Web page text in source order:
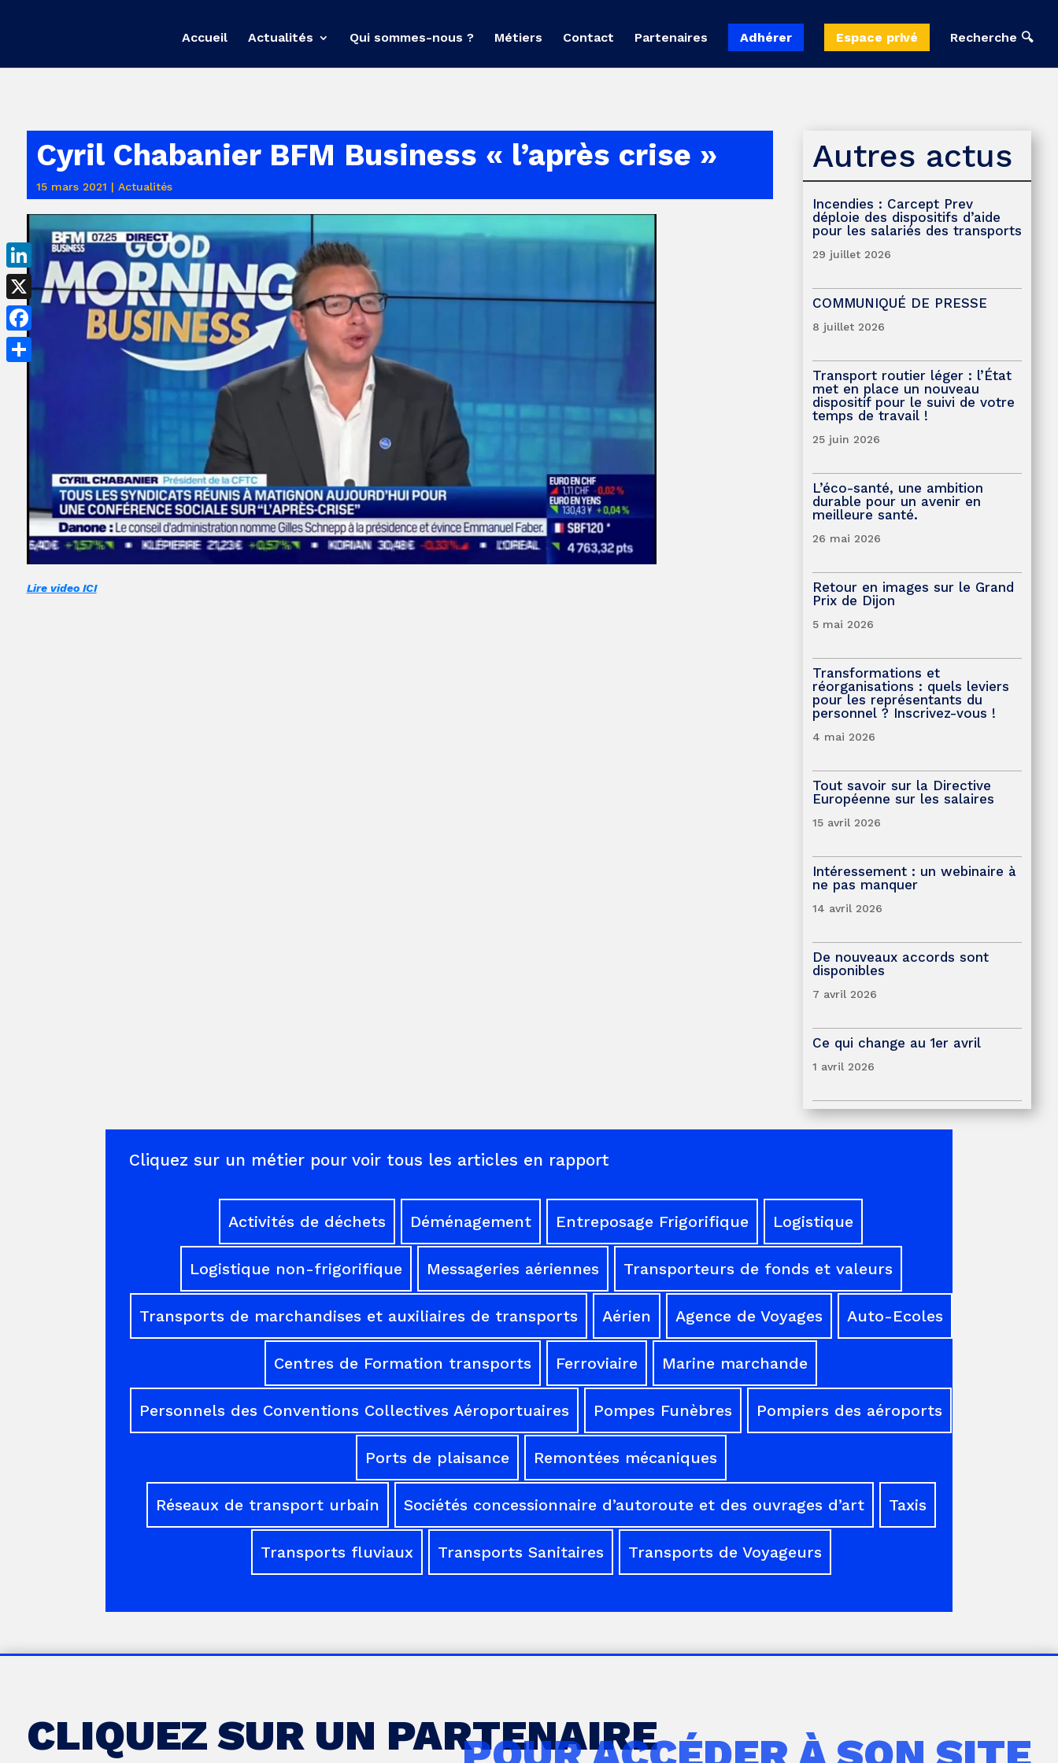
Accueil Actualités Qui sommes-nous ? Métiers Contact Partenaires Adhérer Espace privé Recherche 🔍
Cyril Chabanier BFM Business « l’après crise »
15 mars 2021 | Actualités
Lire video ICI
Autres actus
Incendies : Carcept Prev
déploie des dispositifs d’aide
pour les salariés des transports
29 juillet 2026
COMMUNIQUÉ DE PRESSE
8 juillet 2026
Transport routier léger : l’État
met en place un nouveau
dispositif pour le suivi de votre
temps de travail !
25 juin 2026
L’éco-santé, une ambition
durable pour un avenir en
meilleure santé.
26 mai 2026
Retour en images sur le Grand
Prix de Dijon
5 mai 2026
Transformations et
réorganisations : quels leviers
pour les représentants du
personnel ? Inscrivez-vous !
4 mai 2026
Tout savoir sur la Directive
Européenne sur les salaires
15 avril 2026
Intéressement : un webinaire à
ne pas manquer
14 avril 2026
De nouveaux accords sont
disponibles
7 avril 2026
Ce qui change au 1er avril
1 avril 2026
Cliquez sur un métier pour voir tous les articles en rapport
Activités de déchets Déménagement Entreposage Frigorifique Logistique
Logistique non-frigorifique Messageries aériennes Transporteurs de fonds et valeurs
Transports de marchandises et auxiliaires de transports Aérien Agence de Voyages Auto-Ecoles
Centres de Formation transports Ferroviaire Marine marchande
Personnels des Conventions Collectives Aéroportuaires Pompes Funèbres Pompiers des aéroports
Ports de plaisance Remontées mécaniques
Réseaux de transport urbain Sociétés concessionnaire d’autoroute et des ouvrages d’art Taxis
Transports fluviaux Transports Sanitaires Transports de Voyageurs
CLIQUEZ SUR UN PARTENAIRE
LinkedIn
X
Facebook
Partager